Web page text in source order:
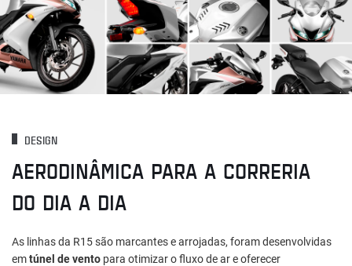
DESIGN
AERODINÂMICA PARA A CORRERIA
DO DIA A DIA
As linhas da R15 são marcantes e arrojadas, foram desenvolvidas
emtúnel de vento para otimizar o fluxo de ar e oferecer